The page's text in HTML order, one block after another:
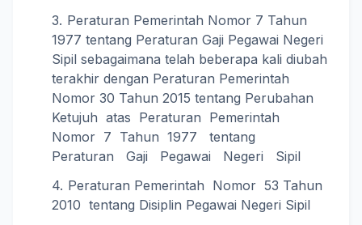
Peraturan Pemerintah Nomor 7 Tahun
1977 tentang Peraturan Gaji Pegawai Negeri
Sipil sebagaimana telah beberapa kali diubah
terakhir dengan Peraturan Pemerintah
Nomor 30 Tahun 2015 tentang Perubahan
Ketujuh atas Peraturan Pemerintah
Nomor 7 Tahun 1977 tentang
Peraturan Gaji Pegawai Negeri Sipil
Peraturan Pemerintah Nomor 53 Tahun
2010 tentang Disiplin Pegawai Negeri Sipil